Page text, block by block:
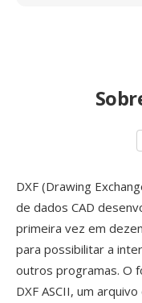
DXF (Drawing
de dados CAD
primeira vez em
para possibilitar a
outros programas. O
DXF ASCII, um